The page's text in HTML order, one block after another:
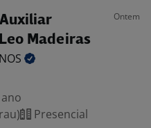
Auxiliar
Madeiras
Ontem
Presencial